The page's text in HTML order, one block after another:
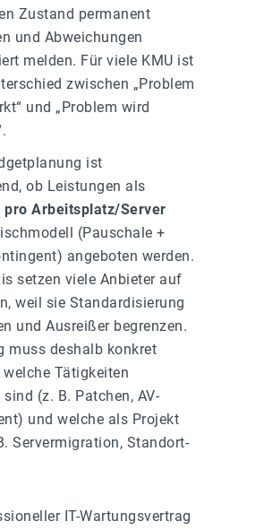
Zustand permanent
und Abweichungen
melden. Für viele KMU ist
zwischen „Problem
und „Problem wird
ist
ob Leistungen als
pro Arbeitsplatz/Server
(Pauschale +
angeboten werden.
setzen viele Anbieter auf
weil sie Standardisierung
und Ausreißer begrenzen.
muss deshalb konkret
Tätigkeiten
sind (z. B. Patchen, AV-
und welche als Projekt
Servermigration, Standort-
IT-Wartungsvertrag